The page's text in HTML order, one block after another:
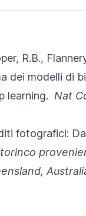
R.B.,
dei modelli di
learning. Nat
fotografici: